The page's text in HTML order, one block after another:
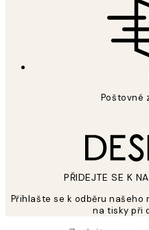
Poštovné
PŘIDEJTE SE K
Přihlašte se k odběru našeho
na tisky při